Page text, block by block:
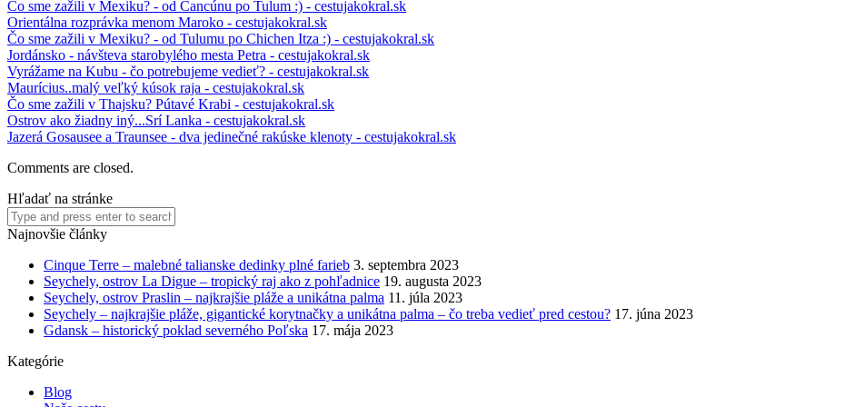
Čo sme zažili v Mexiku? - od Cancúnu po Tulum :) - cestujakokral.sk
Orientálna rozprávka menom Maroko - cestujakokral.sk
Čo sme zažili v Mexiku? - od Tulumu po Chichen Itza :) - cestujakokral.sk
Jordánsko - návšteva starobylého mesta Petra - cestujakokral.sk
Vyrážame na Kubu - čo potrebujeme vedieť? - cestujakokral.sk
Maurícius..malý veľký kúsok raja - cestujakokral.sk
Čo sme zažili v Thajsku? Pútavé Krabi - cestujakokral.sk
Ostrov ako žiadny iný...Srí Lanka - cestujakokral.sk
Jazerá Gosausee a Traunsee - dva jedinečné rakúske klenoty - cestujakokral.sk
Comments are closed.
Hľadať na stránke
Najnovšie články
Cinque Terre – malebné talianske dedinky plné farieb 3. septembra 2023
Seychely, ostrov La Digue – tropický raj ako z pohľadnice 19. augusta 2023
Seychely, ostrov Praslin – najkrajšie pláže a unikátna palma 11. júla 2023
Seychely – najkrajšie pláže, gigantické korytnačky a unikátna palma – čo treba vedieť pred cestou? 17. júna 2023
Gdansk – historický poklad severného Poľska 17. mája 2023
Kategórie
Blog